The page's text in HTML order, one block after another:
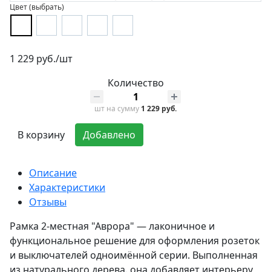
Цвет (выбрать)
1 229 руб./шт
Количество
шт на сумму 1 229 руб.
В корзину Добавлено
Описание
Характеристики
Отзывы
Рамка 2-местная "Аврора" — лаконичное и
функциональное решение для оформления розеток
и выключателей одноимённой серии. Выполненная